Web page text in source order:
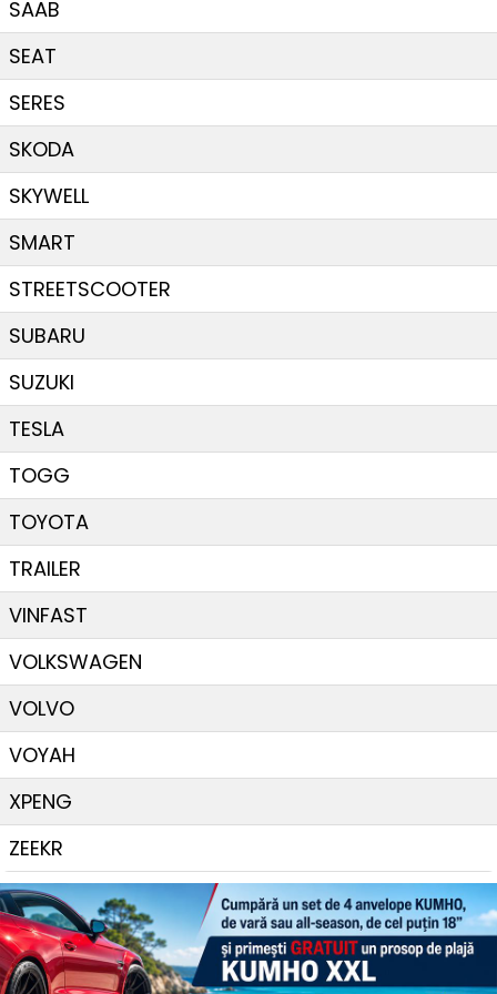
SAAB
SEAT
SERES
SKODA
SKYWELL
SMART
STREETSCOOTER
SUBARU
SUZUKI
TESLA
TOGG
TOYOTA
TRAILER
VINFAST
VOLKSWAGEN
VOLVO
VOYAH
XPENG
ZEEKR